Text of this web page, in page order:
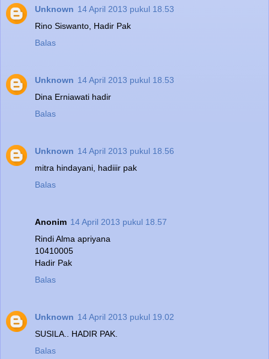
Unknown 14 April 2013 pukul 18.53
Rino Siswanto, Hadir Pak
Balas
Unknown 14 April 2013 pukul 18.53
Dina Erniawati hadir
Balas
Unknown 14 April 2013 pukul 18.56
mitra hindayani, hadiiir pak
Balas
Anonim 14 April 2013 pukul 18.57
Rindi Alma apriyana
10410005
Hadir Pak
Balas
Unknown 14 April 2013 pukul 19.02
SUSILA.. HADIR PAK.
Balas